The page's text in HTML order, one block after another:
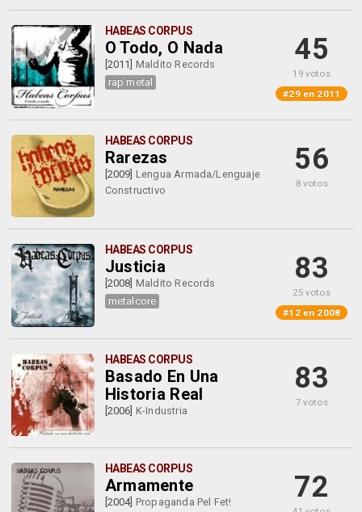
HABEAS CORPUS
O Todo, O Nada
[2011] Maldito Records
rap metal
45
19 votos
#29 en 2011
HABEAS CORPUS
Rarezas
[2009] Lengua Armada/Lenguaje
Constructivo
56
8 votos
HABEAS CORPUS
Justicia
[2008] Maldito Records
metalcore
83
25 votos
#12 en 2008
HABEAS CORPUS
Basado En Una
Historia Real
[2006] K-Industria
83
7 votos
HABEAS CORPUS
Armamente
[2004] Propaganda Pel Fet!
72